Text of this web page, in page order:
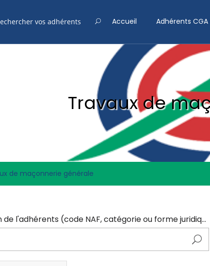
Accueil Adhérents CGA
Travaux de
de maçonnerie générale
Entrer ici le nom de l'adhérents (code NAF, catégorie ou forme juridique)